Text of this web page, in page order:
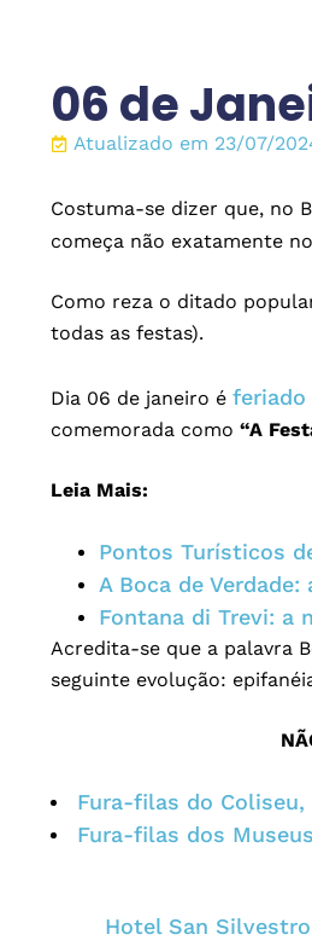
06 de
Atualizado em 23/07/
Costuma-se dizer que, no
começa não exatamente
Como reza o ditado
todas as festas).
Dia 06 de janeiro é feriado
comemorada como “A
Leia Mais:
Pontos Turísticos
A Boca de
Fontana di Trevi: a
Acredita-se que a palavra
seguinte evolução:
Fura-filas do Coliseu,
Fura-filas dos
Hotel San Silvestro